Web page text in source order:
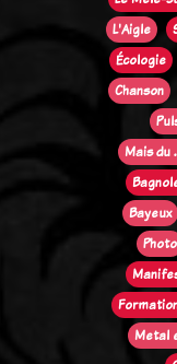
L'Aigle
Écologie
Chanson
Mais du
Bayeux
Photo
Metal